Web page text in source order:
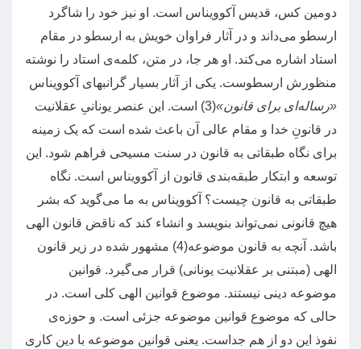
دومین کس، قدیس آکوویناس است. او نیز خود را شاگرد
ارسطو می‌داند و در آثار فراوان خویش به ارسطو در مقام
استاد اشاره می‌کند. او هر جا، در متن، کلمه‌ی استاد را نوشته
منظورش ارسطوست. یکی از آثار بسیار گرانبهای آکوویناس
«رساله‌ای برای قانون»
(3) است. این عنصر یونانیِ عقلانیت
در قانونِ خدا و مقام عالی آن باعث شده است که یک زمینه
برای نگاه طبقاتی به قانون در سنت مسیحی فراهم شود. این
توسعه و ابتکار طبقه‌بندی قانون از آکوویناس است. نگاه
طبقاتی به قانون چیست؟ آکوویناس به ما می‌گوید که بشر
هیچ قانونی نمی‌تواند بنویسد و انشاء کند که ناقض قانون الهی
باشد. آنچه به قانون موضوعه(4)
مشهور شده در زیر قانون
الهی (مبتنی بر عقلانیت یونانی) قرار می‌گیرد. قوانین
موضوعه دینی نیستند. موضوع قوانین الهی کلی است. در
حالی که موضوع قوانین موضوعه جزئی است. و حوزه‌ی
نفوذ این دو از هم جداست. یعنی قوانین موضوعه با دین کاری